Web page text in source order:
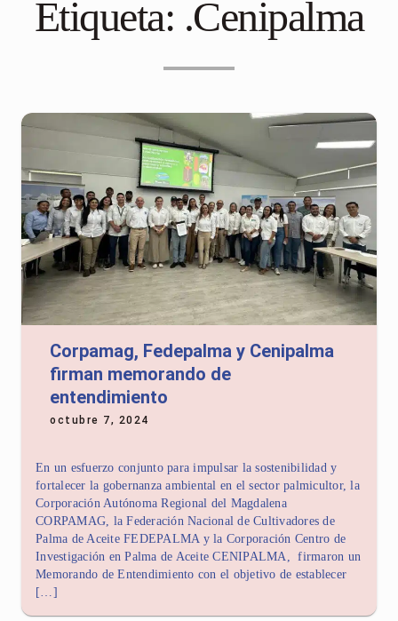
Etiqueta: .Cenipalma
Corpamag, Fedepalma y Cenipalma
firman memorando de
entendimiento
octubre 7, 2024
En un esfuerzo conjunto para impulsar la sostenibilidad y
fortalecer la gobernanza ambiental en el sector palmicultor, la
Corporación Autónoma Regional del Magdalena
CORPAMAG, la Federación Nacional de Cultivadores de
Palma de Aceite FEDEPALMA y la Corporación Centro de
Investigación en Palma de Aceite CENIPALMA, firmaron un
Memorando de Entendimiento con el objetivo de establecer
[…]